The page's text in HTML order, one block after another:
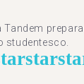
Tandem
studentesco.
star